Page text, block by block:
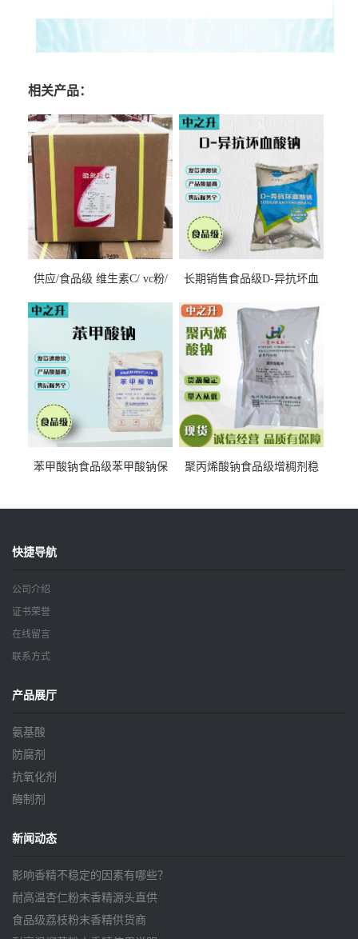
相关产品：
供应/食品级 维生素C/ vc粉/
长期销售食品级D-异抗坏血
苯甲酸钠食品级苯甲酸钠保
聚丙烯酸钠食品级增稠剂稳
快捷导航
公司介绍
证书荣誉
在线留言
联系方式
产品展厅
氨基酸
防腐剂
抗氧化剂
酶制剂
新闻动态
影响香精不稳定的因素有哪些？
耐高温杏仁粉末香精源头直供
食品级荔枝粉末香精供货商